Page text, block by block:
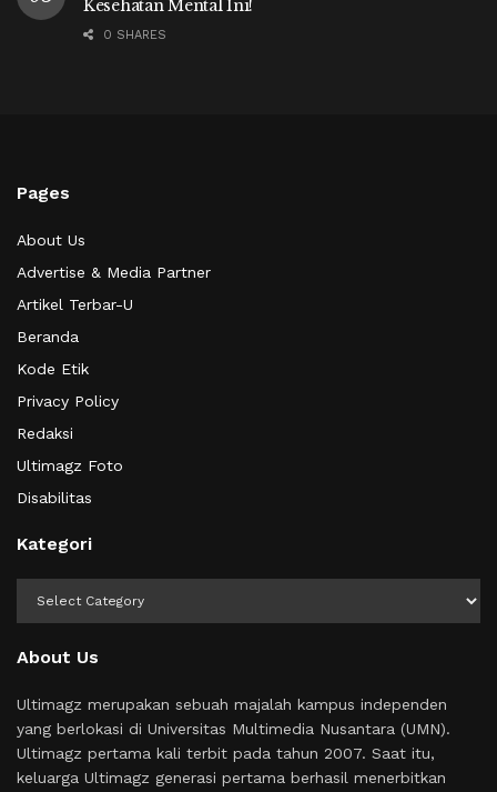
Kesehatan Mental Ini!
0 SHARES
Pages
About Us
Advertise & Media Partner
Artikel Terbar-U
Beranda
Kode Etik
Privacy Policy
Redaksi
Ultimagz Foto
Disabilitas
Kategori
About Us
Ultimagz merupakan sebuah majalah kampus independen
yang berlokasi di Universitas Multimedia Nusantara (UMN).
Ultimagz pertama kali terbit pada tahun 2007. Saat itu,
keluarga Ultimagz generasi pertama berhasil menerbitkan